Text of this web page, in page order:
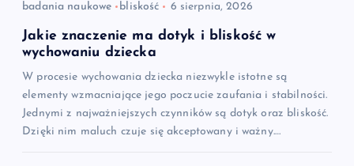
badania naukowe bliskość 6 sierpnia, 2026
Jakie znaczenie ma dotyk i bliskość w
wychowaniu dziecka
W procesie wychowania dziecka niezwykle istotne są
elementy wzmacniające jego poczucie zaufania i stabilności.
Jednymi z najważniejszych czynników są dotyk oraz bliskość.
Dzięki nim maluch czuje się akceptowany i ważny.…